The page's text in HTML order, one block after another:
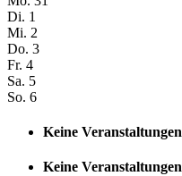
Di. 1
Mi. 2
Do. 3
Fr. 4
Sa. 5
So. 6
Keine Veranstaltungen
Keine Veranstaltungen